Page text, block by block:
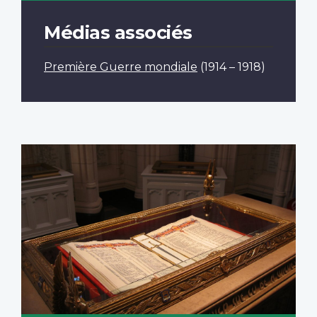
Médias associés
Première Guerre mondiale (1914 – 1918)